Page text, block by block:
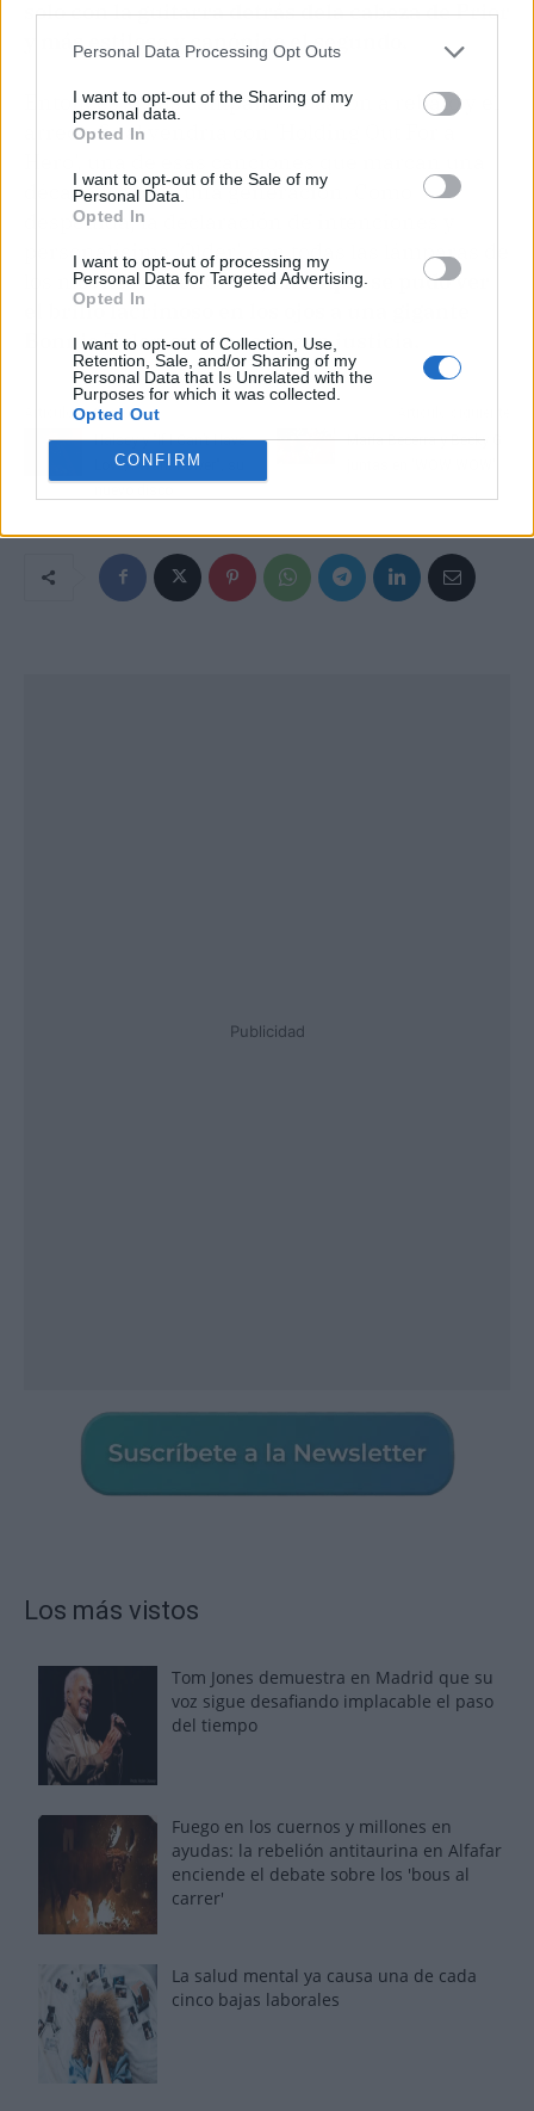
Personal Data Processing Opt Outs
I want to opt-out of the Sharing of my
personal data.
Opted In
I want to opt-out of the Sale of my
Personal Data.
Opted In
I want to opt-out of processing my
Personal Data for Targeted Advertising.
Opted In
I want to opt-out of Collection, Use,
Retention, Sale, and/or Sharing of my
Personal Data that Is Unrelated with the
Purposes for which it was collected.
Opted Out
CONFIRM
solo con la guitarra detrás dela cabeza de Prior
y más estiloso y canónico el segundo.
Entonces sí, las campanas tocaron a rebato y el
arreón final vendría con 'Holding Out For a
década y a toda una generación. Como
despedida, la declaración de intenciones y
personalísima 'Older', con todas las lámparas de
los móviles encendidas,en la que se pudo ver
el brillo lacrimoso en los ojos a una gigante
Bonnie Tyler, ovacionada con justicia.
Artículo anterior
Halsey y "If I Can’t Have
Love, I Want Power", su
María Becerra y Becky G
Publicidad
Los más vistos
Tom Jones demuestra en Madrid que su
voz sigue desafiando implacable el paso
del tiempo
Fuego en los cuernos y millones en
ayudas: la rebelión antitaurina en Alfafar
enciende el debate sobre los 'bous al
carrer'
La salud mental ya causa una de cada
cinco bajas laborales